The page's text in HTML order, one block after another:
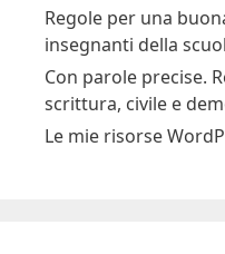
Regole per una
insegnanti della
Con parole precise.
scrittura, civile e
Le mie risorse